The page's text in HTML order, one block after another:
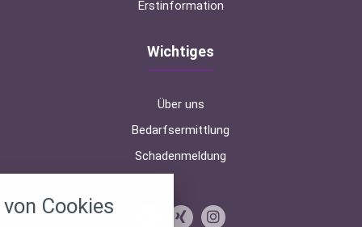
Erstinformation
Wichtiges
Über uns
Bedarfsermittlung
Schadenmeldung
Cookies
alle verwendeten Cookies und